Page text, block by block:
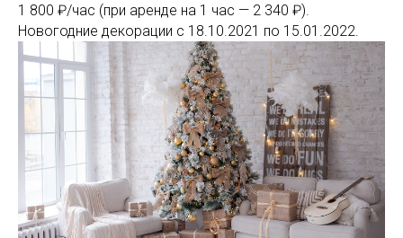
1 800 ₽/час (при аренде на 1 час — 2 340 ₽).
Новогодние декорации с 18.10.2021 по 15.01.2022.